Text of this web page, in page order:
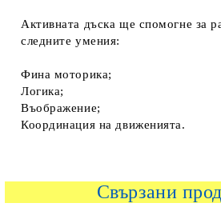
Активната дъска ще спомогне за
следните умения:
Фина моторика;
Логика;
Въображение;
Координация на движенията.
Свързани